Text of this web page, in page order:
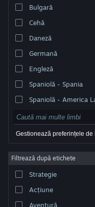
© Valve Corporation. Toate drepturile
respectivi în SUA și celelalte țări.
Acordul Steam pentru abonați
Cookie-uri
Bulgară
Cehă
Daneză
Germană
Engleză
Spaniolă - Spania
Spaniolă - America
Gestionează preferințele de
Filtrează după etichete
Strategie
Acțiune
Aventură